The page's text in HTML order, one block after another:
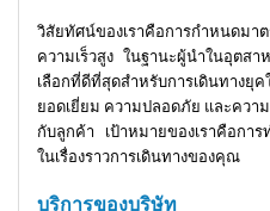
วิสัยทัศน์ของเราคือการกำหนดมาต
ความเร็วสูง ในฐานะผู้นำในอุตส
เลือกที่ดีที่สุดสำหรับการเดินทางยุ
ยอดเยี่ยม ความปลอดภัย และควา
กับลูกค้า เป้าหมายของเราคือการ
ในเรื่องราวการเดินทางของคุณ
บริการของบริษัท